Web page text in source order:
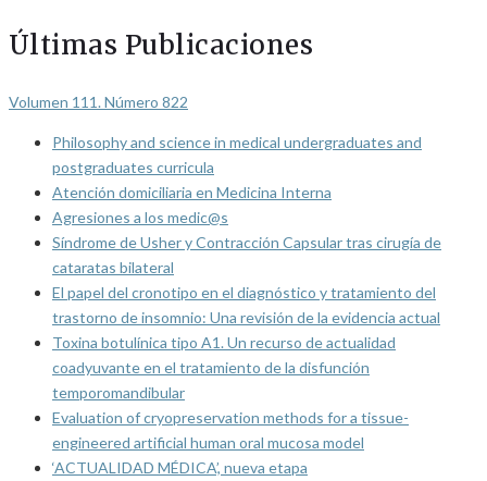
Últimas Publicaciones
Volumen 111. Número 822
Philosophy and science in medical undergraduates and
postgraduates curricula
Atención domiciliaria en Medicina Interna
Agresiones a los medic@s
Síndrome de Usher y Contracción Capsular tras cirugía de
cataratas bilateral
El papel del cronotipo en el diagnóstico y tratamiento del
trastorno de insomnio: Una revisión de la evidencia actual
Toxina botulínica tipo A1. Un recurso de actualidad
coadyuvante en el tratamiento de la disfunción
temporomandibular
Evaluation of cryopreservation methods for a tissue-
engineered artificial human oral mucosa model
‘ACTUALIDAD MÉDICA’, nueva etapa